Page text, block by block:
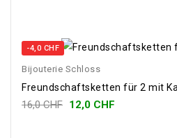
-4,0 CHF
Bijouterie Schloss
Freundschaftsketten für 2 mit
16,0 CHF 12,0 CHF